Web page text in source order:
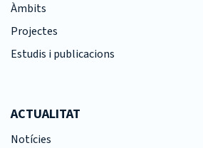
Àmbits
Projectes
Estudis i publicacions
ACTUALITAT
Notícies